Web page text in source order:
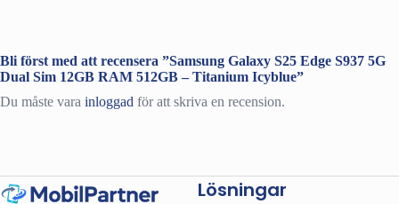
Bli först med att recensera ”Samsung Galaxy S25 Edge S937 5G
Dual Sim 12GB RAM 512GB – Titanium Icyblue”
Du måste vara inloggad för att skriva en recension.
Lösningar